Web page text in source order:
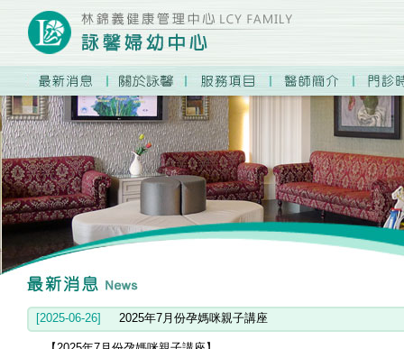
prev
next
1
2
3
4
[2025-06-26] 2025年7月份孕媽咪親子講座